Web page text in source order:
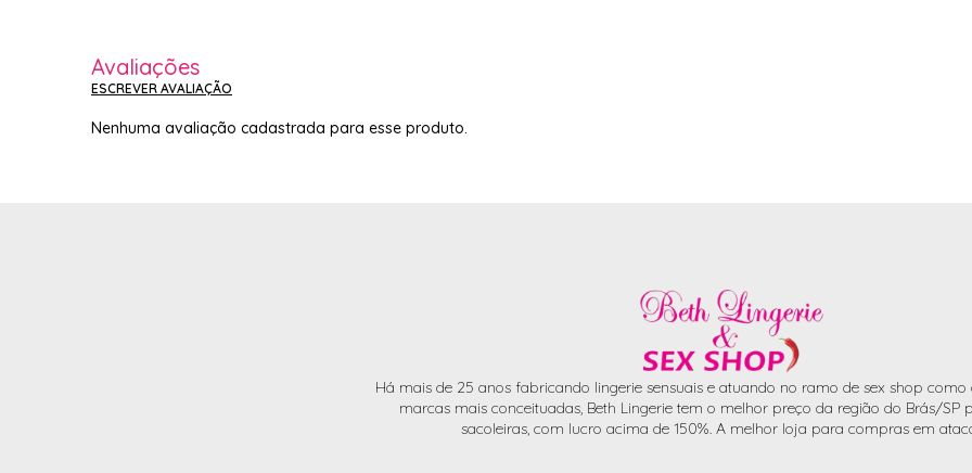
Avaliações
ESCREVER AVALIAÇÃO
Nenhuma avaliação cadastrada para esse produto.
Há mais de 25 anos fabricando lingerie sensuais e atuando no ramo de sex shop
marcas mais conceituadas, Beth Lingerie tem o melhor preço da região do Brás/SP
sacoleiras, com lucro acima de 150%. A melhor loja para compras em